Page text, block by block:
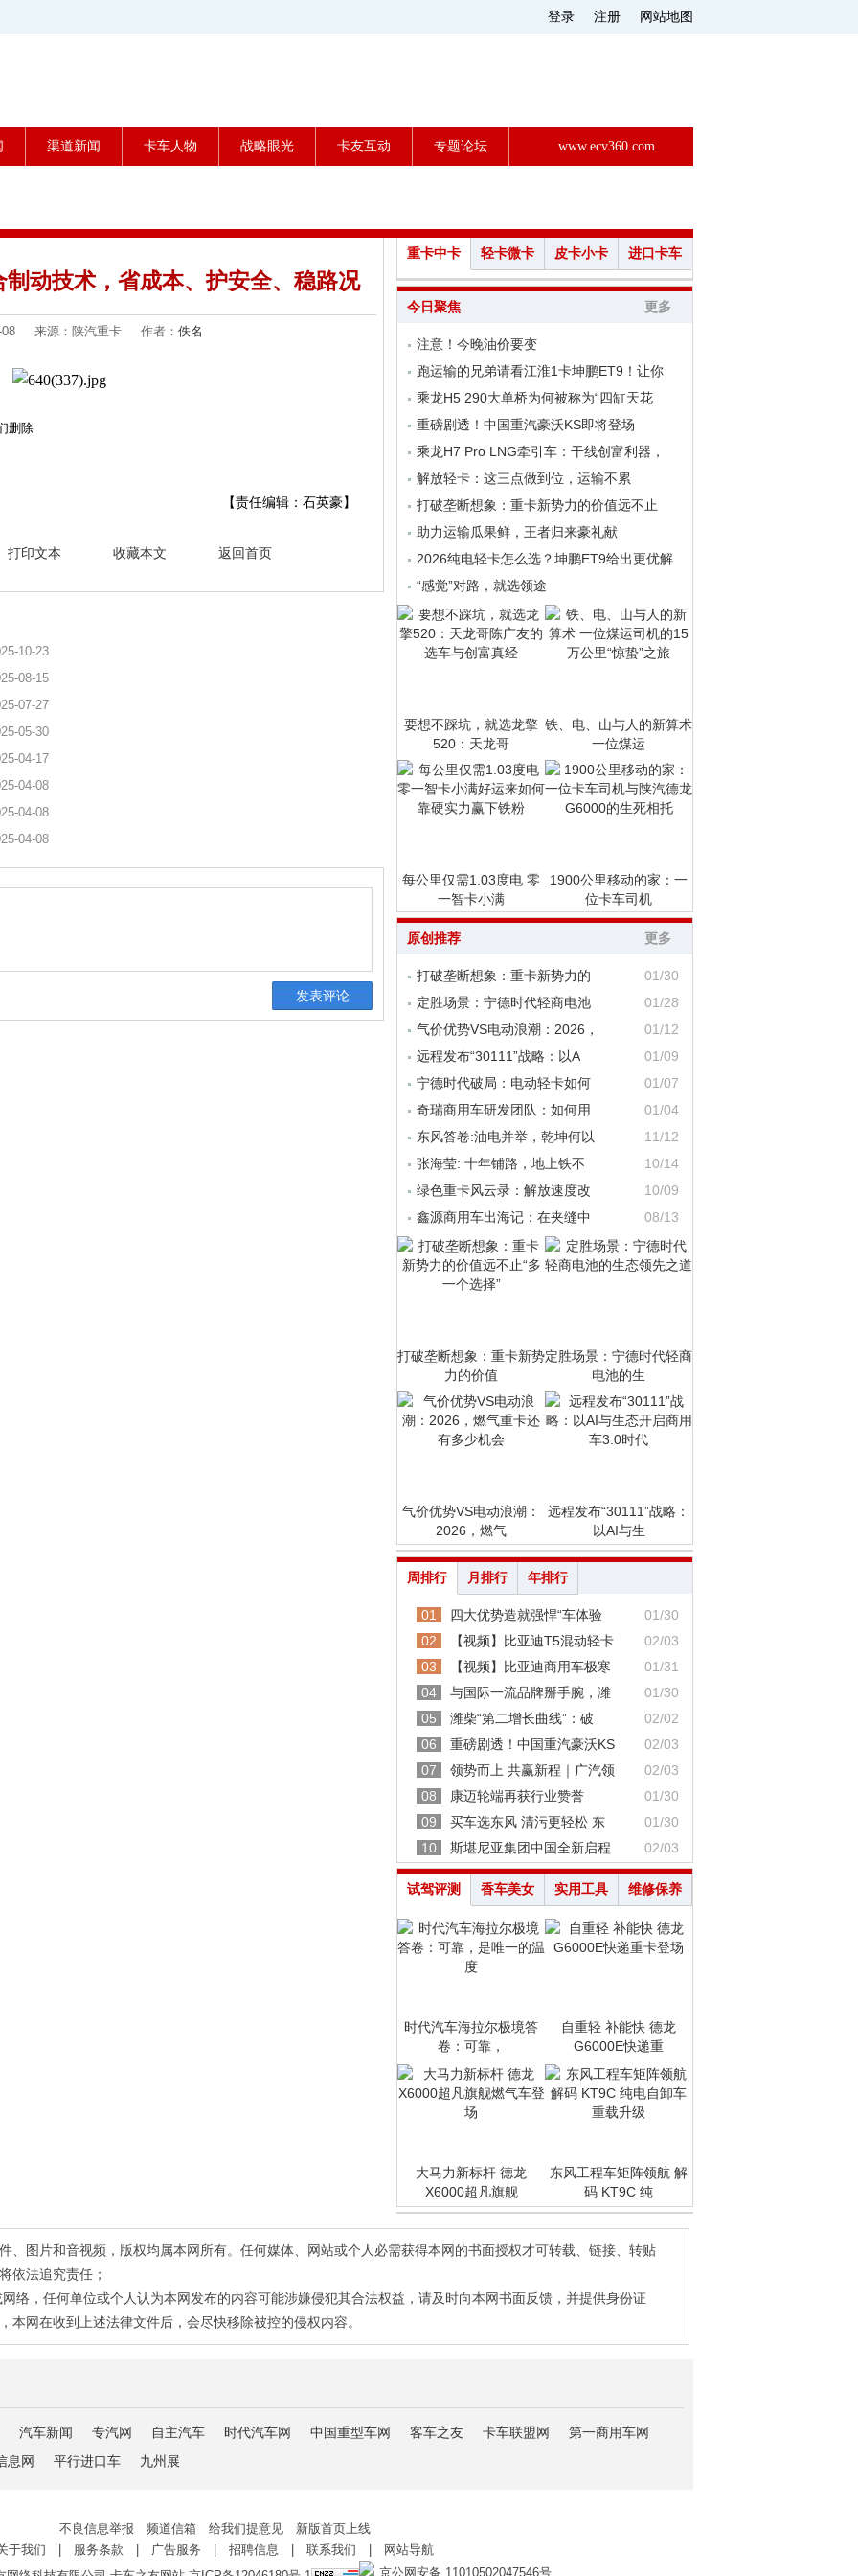
登录 注册 网站地图
渠道新闻 卡车人物 战略眼光 卡友互动 专题论坛 www.ecv360.com
动技术，省成本、护安全、稳路况
08 来源：陕汽重卡 作者： 佚名
删除
【责任编辑：石英豪】
打印文本 收藏本文 返回首页
10-23
08-15
07-27
05-30
04-17
04-08
04-08
04-08
重卡中卡 轻卡微卡 皮卡小卡 进口卡车
今日聚焦 更多
注意！今晚油价要变
跑运输的兄弟请看江淮1卡坤鹏ET9！让你
乘龙H5 290大单桥为何被称为“四缸天花
重磅剧透！中国重汽豪沃KS即将登场
乘龙H7 Pro LNG牵引车：干线创富利器，
解放轻卡：这三点做到位，运输不累
打破垄断想象：重卡新势力的价值远不止
助力运输瓜果鲜，王者归来豪礼献
2026纯电轻卡怎么选？坤鹏ET9给出更优解
“感觉”对路，就选领途
要想不踩坑，就选龙擎
520：天龙哥
铁、电、山与人的新算术
一位煤运
每公里仅需1.03度电 零
一智卡小满
1900公里移动的家：一
位卡车司机
原创推荐 更多
打破垄断想象：重卡新势力的
01/30
定胜场景：宁德时代轻商电池
01/28
气价优势VS电动浪潮：2026，
01/12
远程发布“30111”战略：以A
01/09
宁德时代破局：电动轻卡如何
01/07
奇瑞商用车研发团队：如何用
01/04
东风答卷:油电并举，乾坤何以
11/12
张海莹: 十年铺路，地上铁不
10/14
绿色重卡风云录：解放速度改
10/09
鑫源商用车出海记：在夹缝中
08/13
打破垄断想象：重卡新势
力的价值
定胜场景：宁德时代轻商
电池的生
气价优势VS电动浪潮：
2026，燃气
远程发布“30111”战略：
以AI与生
周排行 月排行 年排行
01 四大优势造就强悍“车体验
01/30
02
【视频】比亚迪T5混动轻卡
02/03
03
【视频】比亚迪商用车极寒
01/31
04
与国际一流品牌掰手腕，潍
01/30
05
潍柴“第二增长曲线”：破
02/02
06
重磅剧透！中国重汽豪沃KS
02/03
07
领势而上 共赢新程｜广汽领
02/03
08
康迈轮端再获行业赞誉
01/30
09
买车选东风 清污更轻松 东
01/30
10
斯堪尼亚集团中国全新启程 02/03
试驾评测 香车美女 实用工具 维修保养
时代汽车海拉尔极境答
卷：可靠，
自重轻 补能快 德龙
G6000E快递重
大马力新标杆 德龙
X6000超凡旗舰
东风工程车矩阵领航 解
码 KT9C 纯
、图片和音视频，版权均属本网所有。任何媒体、网站或个人必需获得本网的书面授权才可转载、链接、转贴
依法追究责任；
络，任何单位或个人认为本网发布的内容可能涉嫌侵犯其合法权益，请及时向本网书面反馈，并提供身份证
本网在收到上述法律文件后，会尽快移除被控的侵权内容。
汽车新闻 专汽网 自主汽车 时代汽车网 中国重型车网 客车之友 卡车联盟网
第一商用车网
息网
平行进口车 九州展
不良信息举报 频道信箱 给我们提意见 新版首页上线
于我们
服务条款 广告服务 招聘信息 联系我们
网站导航
京公网安备 11010502047546号